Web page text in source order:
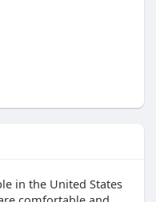
in the United States